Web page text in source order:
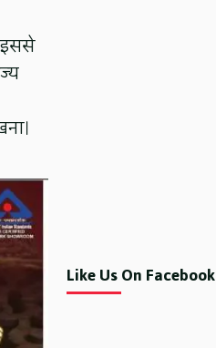
इससे
Like Us On Facebook